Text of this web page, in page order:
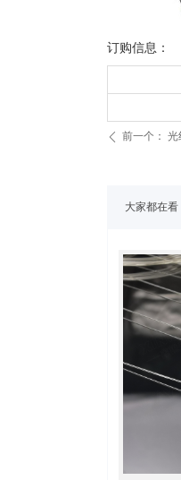
大家都在看
ꄴ 前一个： 光
订购信息：